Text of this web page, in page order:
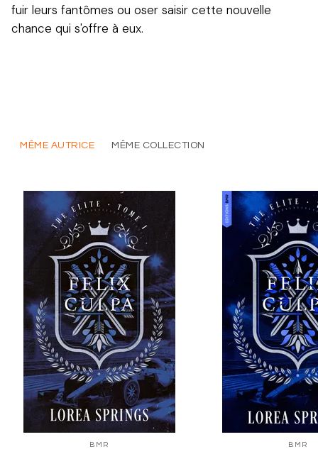
fuir leurs fantômes ou oser saisir cette nouvelle
chance qui s'offre à eux.
MÊME AUTRICE MÊME COLLECTION
BMR BMR